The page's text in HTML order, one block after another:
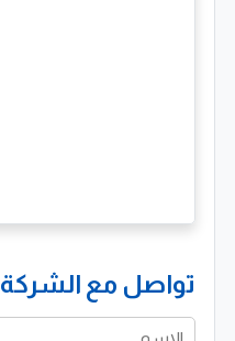
تواصل مع الشركة